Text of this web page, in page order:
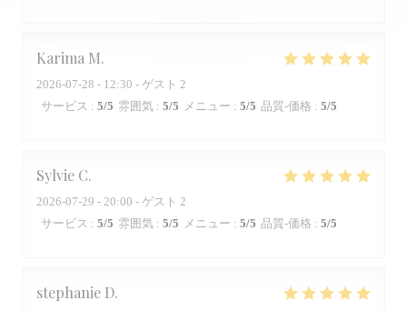
Karima M
2026-07-28 - 12:30 - ゲスト 2
サービス : 5/5 雰囲気 : 5/5 メニュー : 5/5 品質-価格 : 5/5
Sylvie C
2026-07-29 - 20:00 - ゲスト 2
サービス : 5/5 雰囲気 : 5/5 メニュー : 5/5 品質-価格 : 5/5
stephanie D